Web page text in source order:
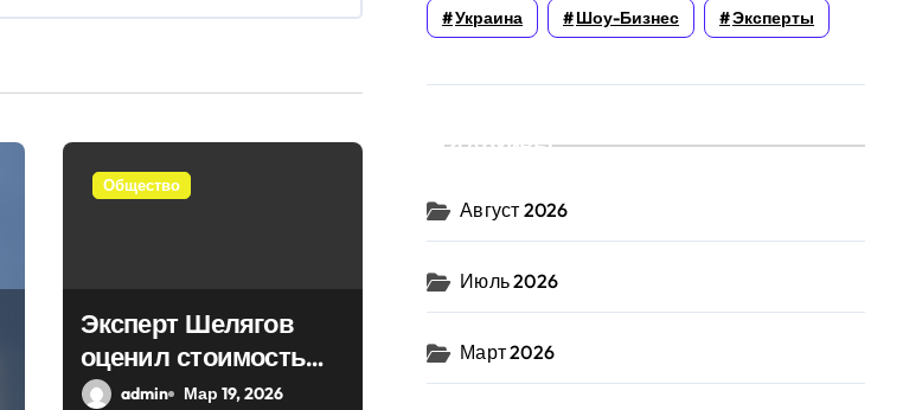
Общество
Эксперт Шелягов
оценил стоимость
похоронных услуг в
admin Мар 19, 2026
Украина Шоу-Бизнес Эксперты
Архивы
Август 2026
Июль 2026
Март 2026